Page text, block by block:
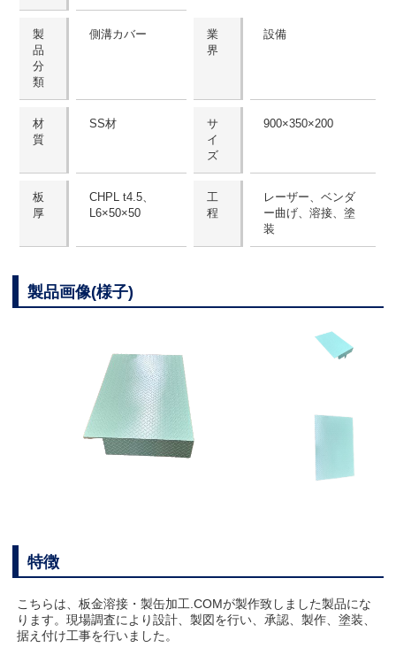
製
品
分
類
側溝カバー
業
界
設備
材
質
SS材
サ
イ
ズ
900×350×200
板
厚
CHPL t4.5、
L6×50×50
工
程
レーザー、ベンダ
ー曲げ、溶接、塗
装
製品画像(様子)
特徴
こちらは、板金溶接・製缶加工.COMが製作致しました製品にな
ります。現場調査により設計、製図を行い、承認、製作、塗装、
据え付け工事を行いました。